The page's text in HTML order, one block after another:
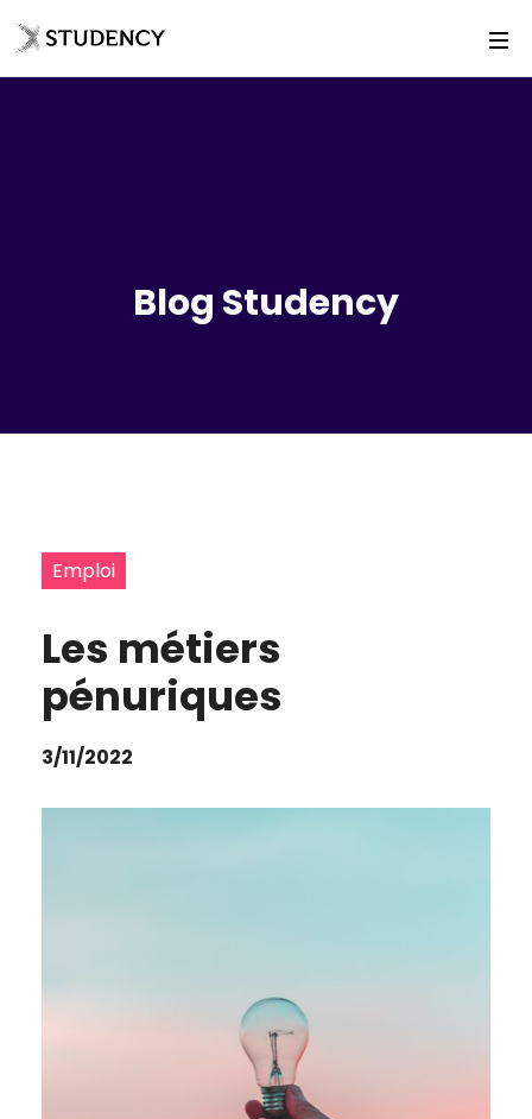
Blog Studency
Emploi
Les métiers
pénuriques
3/11/2022